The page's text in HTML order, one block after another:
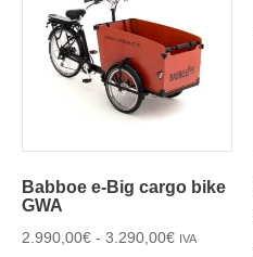
Babboe e-Big cargo bike
GWA
2.990,00€ - 3.290,00€ IVA